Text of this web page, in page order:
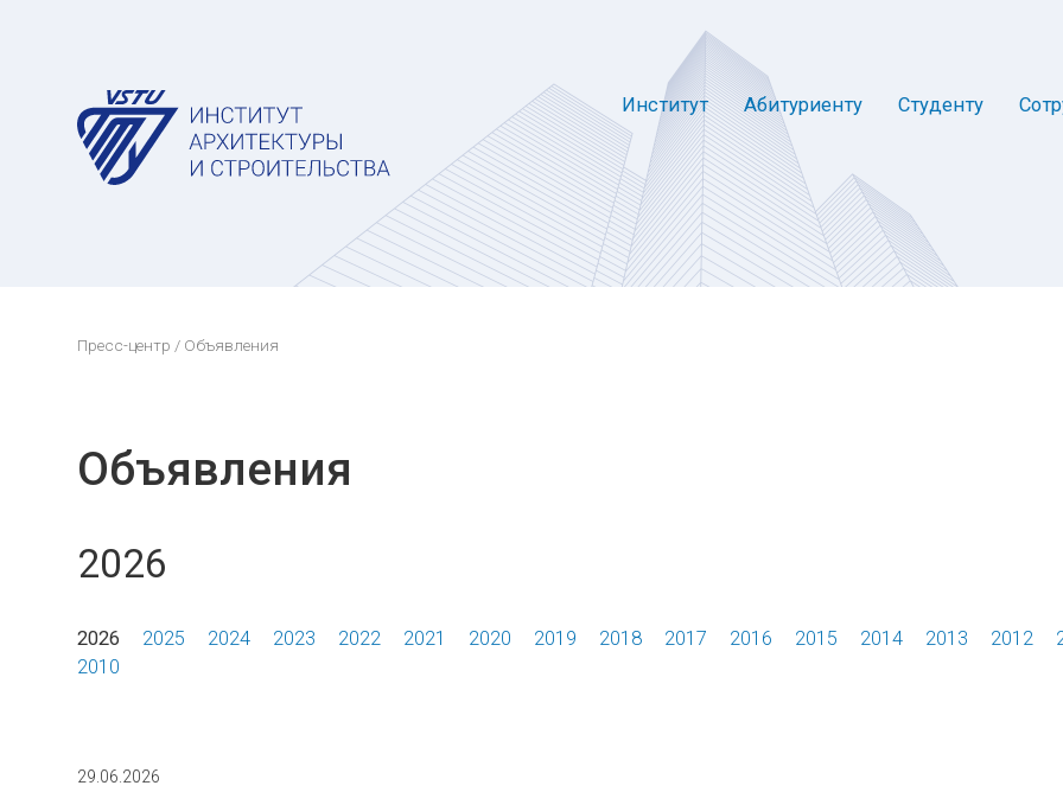
Институт Абитуриенту Студенту
Пресс-центр / Объявления
Объявления
2026
2026 2025 2024 2023 2022 2021 2020 2019 2018 2017 2016 2015 2014 2013 2012
2010
29.06.2026